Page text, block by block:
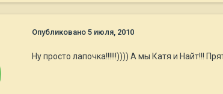
Опубликовано 5 июля, 2010
Ну просто лапочка!!!!!!)))) А мы Катя и Найт!!!